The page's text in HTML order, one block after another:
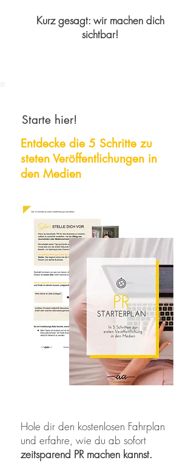
Kurz gesagt: wir machen dich
sichtbar!
Starte hier!
Entdecke die 5 Schritte zu
steten Veröffentlichungen in
den Medien
Hole dir den kostenlosen Fahrplan
und erfahre, wie du ab sofort
zeitsparend PR machen kannst.